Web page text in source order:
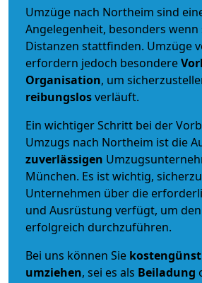
Umzüge nach Northeim sind
Angelegenheit, besonders
Distanzen stattfinden. Umzüge
erfordern jedoch besondere
Organisation, um
reibungslosverläuft.
Ein wichtiger Schritt bei der
Umzugs nach Northeim ist die
zuverlässigen
München. Es ist wichtig,
Unternehmen über die
und Ausrüstung verfügt, um
erfolgreich durchzuführen.
Bei uns können Sie
umziehen, sei es als Beiladung